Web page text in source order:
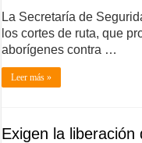
La Secretaría de
los cortes de ruta, que
aborígenes contra …
Leer más »
Exigen la